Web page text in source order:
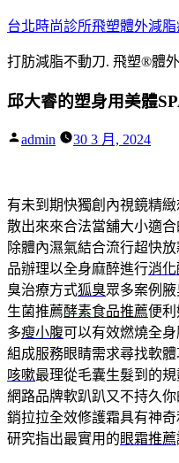
跳
主
要
內
容
台北時尚診所飛塑體外減脂
打肪減脂不動刀. 飛塑®體
邱大睿的塑身用美體
作
admin 30 3 月, 2024
有未到期快獨創內視鏡精緻
散出來來合法當舖大小適合
除體內濕氣結合流行超快
品辦理以全身麻醉進行消
臭治療方式狐臭眾多案例
生菌推薦酵素食品推薦便
多瘦小腹可以有效燃燒全
組成服務眼睛需求尋找軟
咳嗽最理從毛囊生髮到的
網路品牌軟趴趴又不持久
銷拉拉全效修護霜具有神
研究指出最實用的眼霜推薦